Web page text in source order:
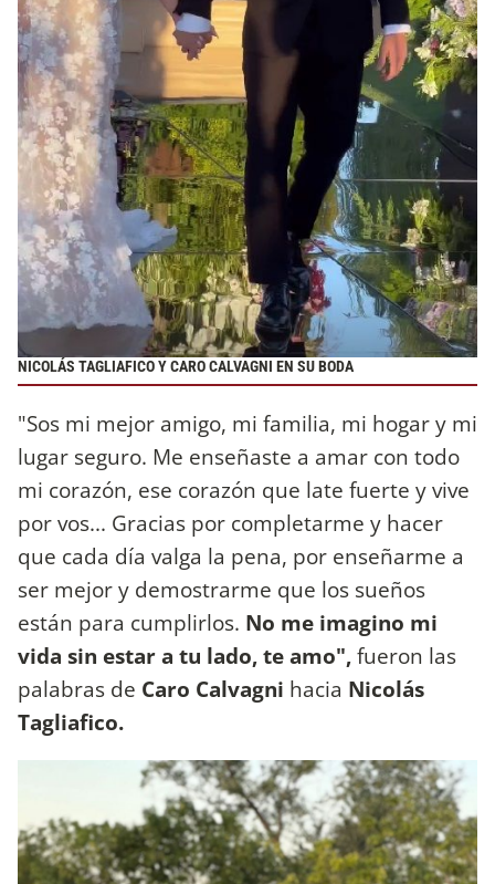
NICOLÁS TAGLIAFICO Y CARO CALVAGNI EN SU BODA
"Sos mi mejor amigo, mi familia, mi hogar y mi
lugar seguro. Me enseñaste a amar con todo
mi corazón, ese corazón que late fuerte y vive
por vos... Gracias por completarme y hacer
que cada día valga la pena, por enseñarme a
ser mejor y demostrarme que los sueños
están para cumplirlos. No me imagino mi
vida sin estar a tu lado, te amo",fueron las
palabras de Caro Calvagni hacia Nicolás
Tagliafico.